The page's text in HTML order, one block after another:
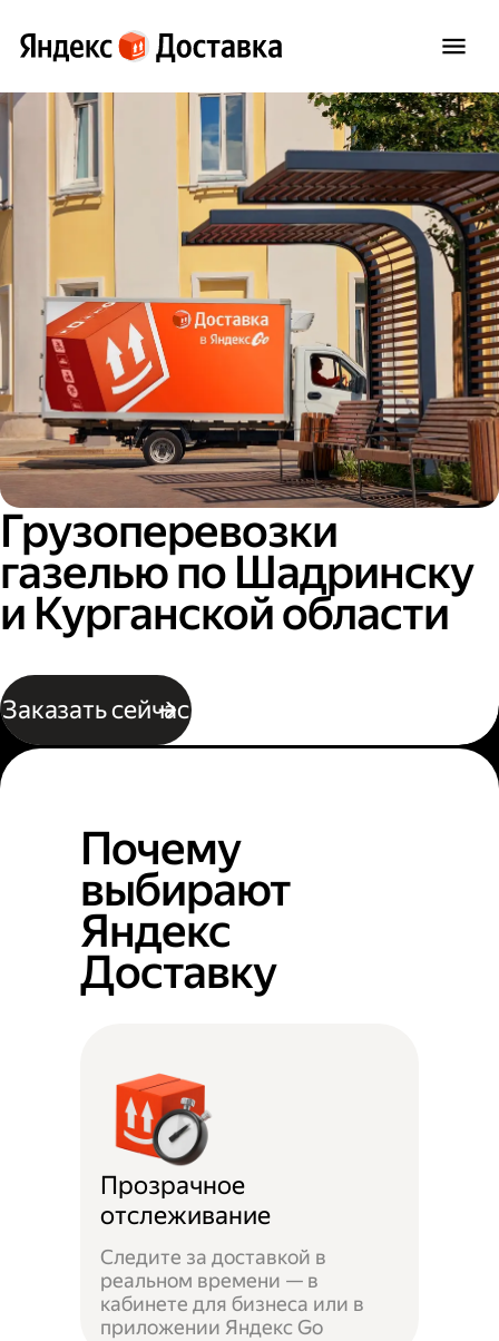
Грузоперевозки
газелью по Шадринску
и Курганской области
Заказать сейчас
Почему
выбирают
Яндекс
Доставку
Прозрачное
отслеживание
Следите за доставкой в
реальном времени — в
кабинете для бизнеса или в
приложении Яндекс Go